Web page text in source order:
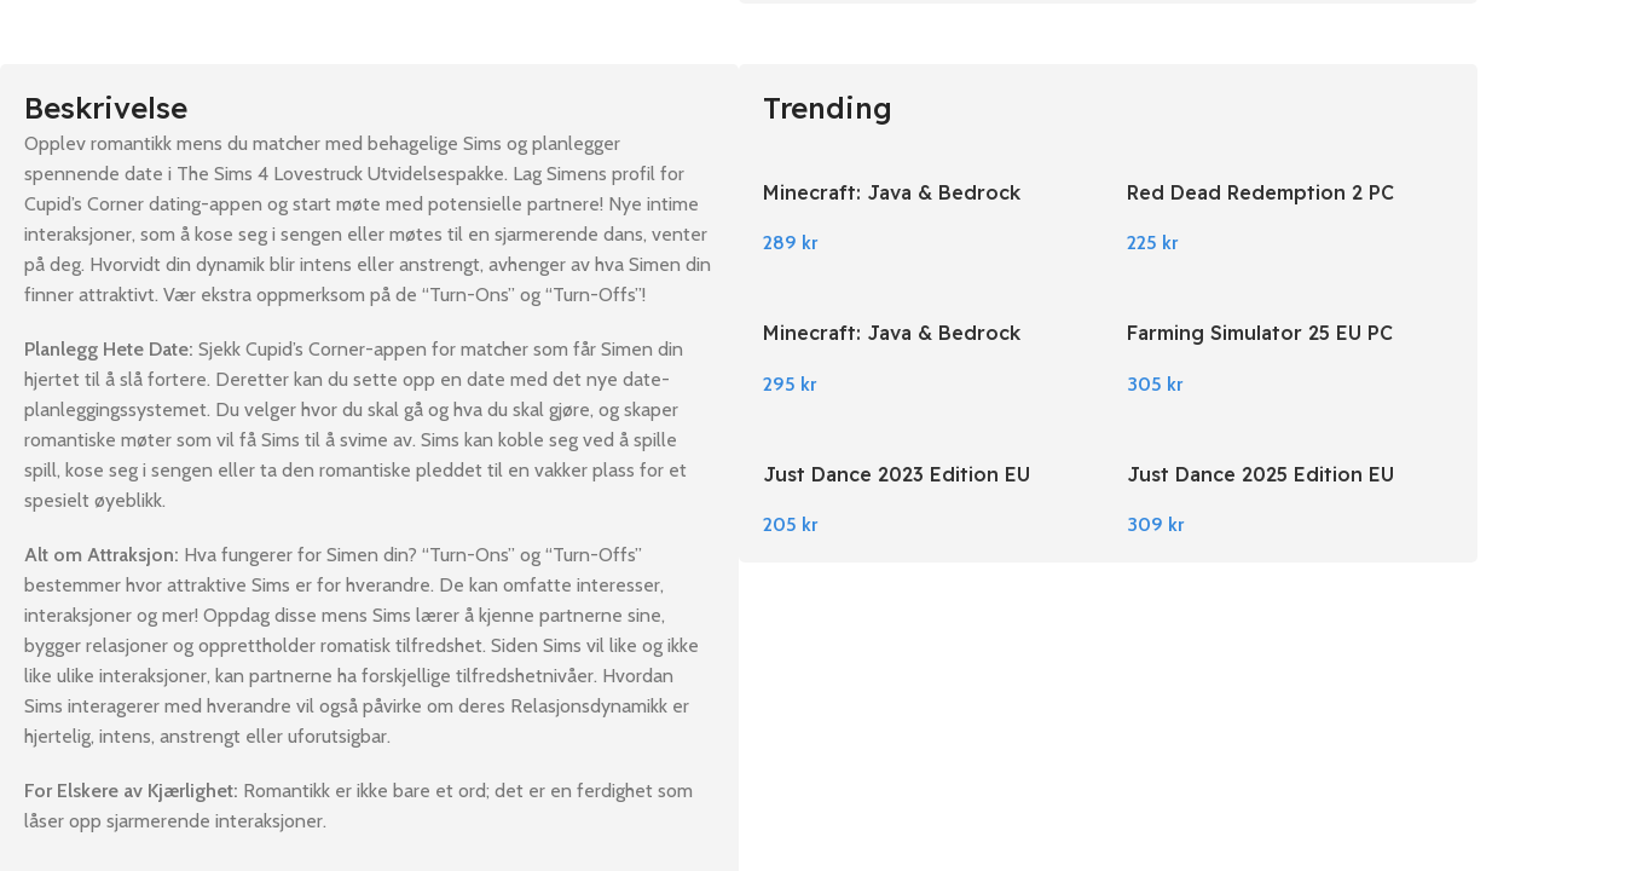
Beskrivelse
Opplev romantikk mens du matcher med behagelige Sims og planlegger
spennende date i The Sims 4 Lovestruck Utvidelsespakke. Lag Simens profil for
Cupid’s Corner dating-appen og start møte med potensielle partnere! Nye intime
interaksjoner, som å kose seg i sengen eller møtes til en sjarmerende dans, venter
på deg. Hvorvidt din dynamik blir intens eller anstrengt, avhenger av hva Simen din
finner attraktivt. Vær ekstra oppmerksom på de “Turn-Ons” og “Turn-Offs”!
Planlegg Hete Date: Sjekk Cupid’s Corner-appen for matcher som får Simen din
hjertet til å slå fortere. Deretter kan du sette opp en date med det nye date-
planleggingssystemet. Du velger hvor du skal gå og hva du skal gjøre, og skaper
romantiske møter som vil få Sims til å svime av. Sims kan koble seg ved å spille
spill, kose seg i sengen eller ta den romantiske pleddet til en vakker plass for et
spesielt øyeblikk.
Alt om Attraksjon: Hva fungerer for Simen din? “Turn-Ons” og “Turn-Offs”
bestemmer hvor attraktive Sims er for hverandre. De kan omfatte interesser,
interaksjoner og mer! Oppdag disse mens Sims lærer å kjenne partnerne sine,
bygger relasjoner og opprettholder romatisk tilfredshet. Siden Sims vil like og ikke
like ulike interaksjoner, kan partnerne ha forskjellige tilfredshetnivåer. Hvordan
Sims interagerer med hverandre vil også påvirke om deres Relasjonsdynamikk er
hjertelig, intens, anstrengt eller uforutsigbar.
For Elskere av Kjærlighet: Romantikk er ikke bare et ord; det er en ferdighet som
låser opp sjarmerende interaksjoner.
Trending
Minecraft: Java & Bedrock
289 kr
Red Dead Redemption 2 PC
225 kr
Minecraft: Java & Bedrock
295 kr
Farming Simulator 25 EU PC
305 kr
Just Dance 2023 Edition EU
205 kr
Just Dance 2025 Edition EU
309 kr